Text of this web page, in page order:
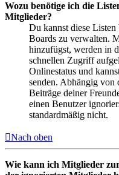
Wozu benötige ich die
Mitglieder?
Du kannst diese
Boards zu verwalten.
hinzufügst, werden in
schnellen Zugriff
Onlinestatus und
senden. Abhängig von
Beiträge deiner
einen Benutzer
standardmäßig nicht.
Nach oben
Wie kann ich Mitglieder